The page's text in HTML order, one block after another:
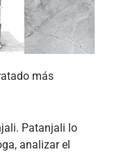
más
Patanjali lo
analizar el